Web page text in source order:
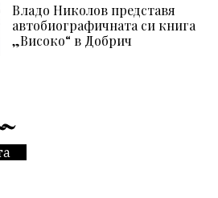
Владо Николов представя
автобиографичната си книга
„Високо“ в Добрич